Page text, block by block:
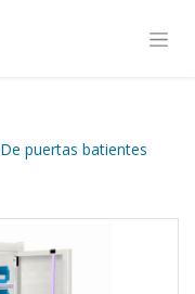
De puertas batientes